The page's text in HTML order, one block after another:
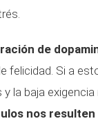
de
felicidad. Si a
baja exigencia
nos